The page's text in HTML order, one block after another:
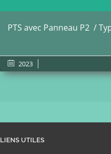
PTS avec Panneau P2 /
2023
LIENS UTILES